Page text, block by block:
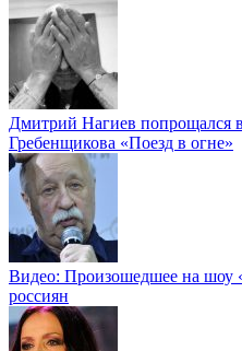
Дмитрий Нагиев попрощался
Гребенщикова «Поезд в огне»
Видео: Произошедшее на шоу
россиян